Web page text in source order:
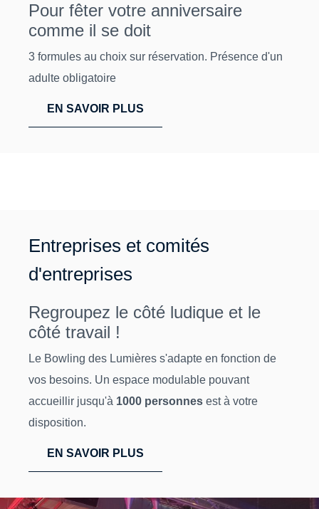
Pour fêter votre anniversaire
comme il se doit
3 formules au choix sur réservation. Présence d'un
adulte obligatoire
EN SAVOIR PLUS
Entreprises et comités
d'entreprises
Regroupez le côté ludique et le
côté travail !
Le Bowling des Lumières s'adapte en fonction de
vos besoins. Un espace modulable pouvant
accueillir jusqu'à 1000 personnes est à votre
disposition.
EN SAVOIR PLUS